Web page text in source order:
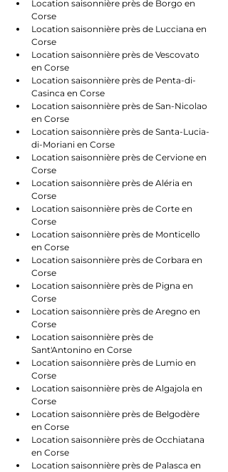
Location saisonnière près de Borgo en
Corse
Location saisonnière près de Lucciana en
Corse
Location saisonnière près de Vescovato
en Corse
Location saisonnière près de Penta-di-
Casinca en Corse
Location saisonnière près de San-Nicolao
en Corse
Location saisonnière près de Santa-Lucia-
di-Moriani en Corse
Location saisonnière près de Cervione en
Corse
Location saisonnière près de Aléria en
Corse
Location saisonnière près de Corte en
Corse
Location saisonnière près de Monticello
en Corse
Location saisonnière près de Corbara en
Corse
Location saisonnière près de Pigna en
Corse
Location saisonnière près de Aregno en
Corse
Location saisonnière près de
Sant'Antonino en Corse
Location saisonnière près de Lumio en
Corse
Location saisonnière près de Algajola en
Corse
Location saisonnière près de Belgodère
en Corse
Location saisonnière près de Occhiatana
en Corse
Location saisonnière près de Palasca en